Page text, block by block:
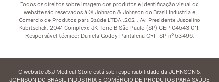
Todos os direitos sobre imagem dos produtos e identificação visual do
website são reservados à © Johnson & Johnson do Brasil Indústria e
Comércio de Produtos para Saúde LTDA.,2021. Av. Presidente Juscelino
Kubitschek, 2041 Complexo JK Torre B São Paulo (SP) CEP 04543 011.
Responsável técnico: Daniela Godoy Pantalena CRF-SP nº 53.496.
O website J&J Medical Store está sob responsabilidade da JOHNSON &
JOHNSON DO BRASIL INDÚSTRIA E COMÉRCIO DE PRODUTOS PARA SAÚDE